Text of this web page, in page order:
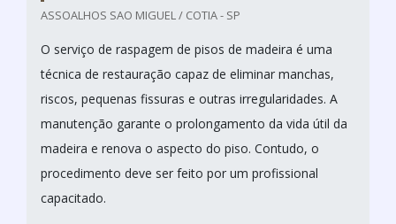
ASSOALHOS SAO MIGUEL / COTIA - SP
O serviço de raspagem de pisos de madeira é uma
técnica de restauração capaz de eliminar manchas,
riscos, pequenas fissuras e outras irregularidades. A
manutenção garante o prolongamento da vida útil da
madeira e renova o aspecto do piso. Contudo, o
procedimento deve ser feito por um profissional
capacitado.